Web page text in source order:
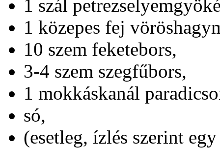
1 szál
1 közepes fej
10 szem feketebors,
3-4 szem szegfűbors,
1 mokkáskanál
só,
(esetleg, ízlés szerint